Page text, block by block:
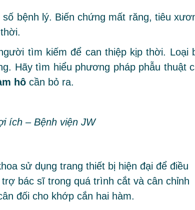
bệnh lý. Biến chứng mất răng, tiêu
tìm kiếm để can thiệp kịp thời. Loại
Hãy tìm hiểu phương pháp phẫu thuật
hô cần bỏ ra.
ích – Bệnh viện JW
sử dụng trang thiết bị hiện đại để điều
bác sĩ trong quá trình cắt và cân chỉnh
đối cho khớp cắn hai hàm.